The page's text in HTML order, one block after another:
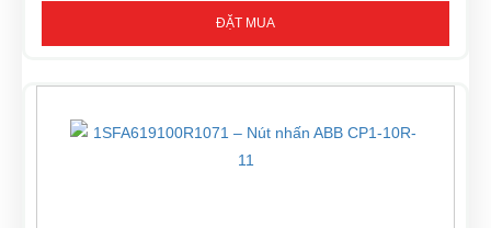
ĐẶT MUA